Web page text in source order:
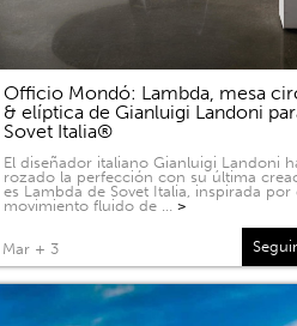
Officio Mondó: Lambda, mesa
& elíptica de Gianluigi Landoni
Sovet Italia®
El diseñador italiano Gianluigi Landoni
rozado la perfección con su última
es Lambda de Sovet Italia, inspirada por
movimiento fluido de … >
Mar + 3